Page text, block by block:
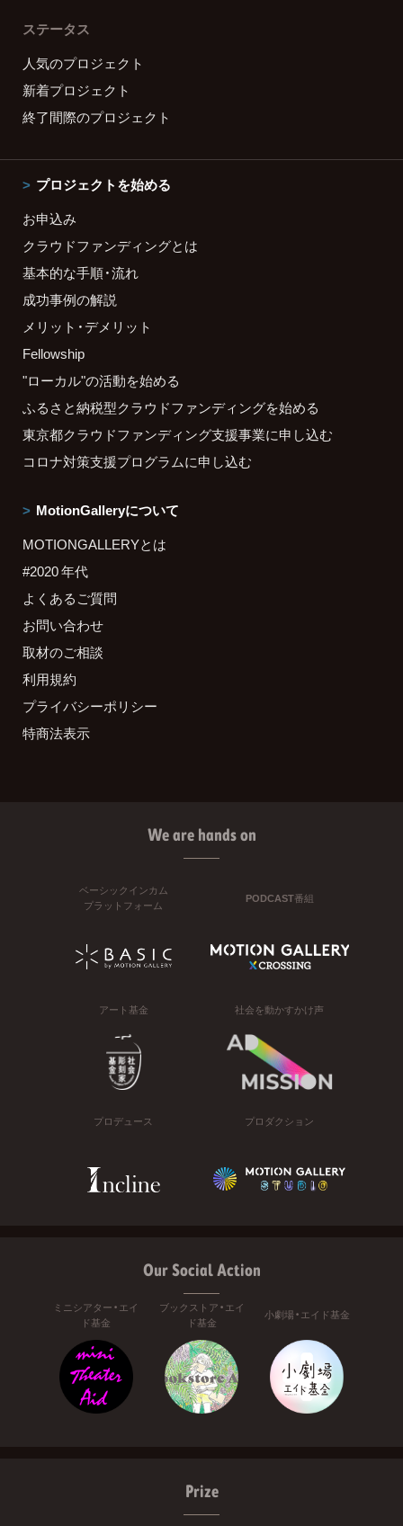
ステータス
人気のプロジェクト
新着プロジェクト
終了間際のプロジェクト
プロジェクトを始める
お申込み
クラウドファンディングとは
基本的な手順・流れ
成功事例の解説
メリット・デメリット
Fellowship
"ローカル"の活動を始める
ふるさと納税型クラウドファンディングを始める
東京都クラウドファンディング支援事業に申し込む
コロナ対策支援プログラムに申し込む
MotionGalleryについて
MOTIONGALLERYとは
#2020 年代
よくあるご質問
お問い合わせ
取材のご相談
利用規約
プライバシーポリシー
特商法表示
We are hands on
ベーシックインカム
プラットフォーム
PODCAST番組
アート基金 社会を動かすかけ声
プロデュース プロダクション
Our Social Action
ミニシアター・エイ
ド基金
ブックストア・エイ
ド基金
小劇場・エイド基金
Prize